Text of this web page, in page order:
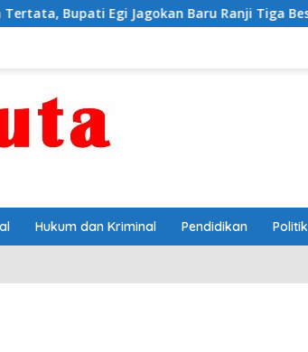
Jagokan Baru Ranji Tiga Besar Desa Helau
Hukum dan Kriminal Pendidikan Politik